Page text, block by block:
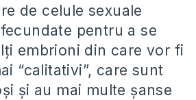
de celule sexuale
pentru a se
embrioni din care vor fi
“calitativi”, care sunt
și au mai multe șanse